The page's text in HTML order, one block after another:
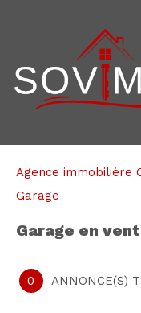
Agence immobilière
Garage
garage en
0 ANNONCE(S)